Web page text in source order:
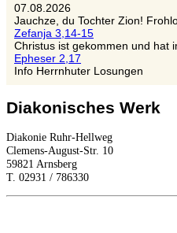
07.08.2026
Jauchze, du Tochter Zion!
Zefanja 3,14-15
Christus ist gekommen und hat
Epheser 2,17
Info Herrnhuter Losungen
Diakonisches Werk
Diakonie Ruhr-Hellweg
Clemens-August-Str. 10
59821 Arnsberg
T. 02931 / 786330